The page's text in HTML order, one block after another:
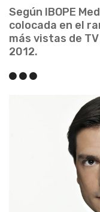
Según IBOPE
colocada en el
más vistas de
2012.